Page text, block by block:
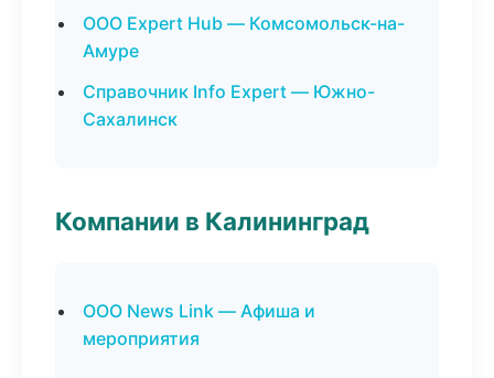
ООО Expert Hub — Комсомольск-на-
Амуре
Справочник Info Expert — Южно-
Сахалинск
Компании в Калининград
ООО News Link — Афиша и
мероприятия